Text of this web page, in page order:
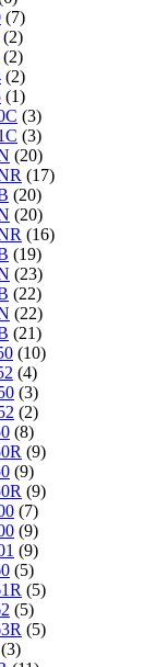
(7)
(2)
(2)
(2)
(1)
(3)
(3)
(20)
(17)
(20)
(20)
(16)
(19)
(23)
(22)
(22)
(21)
(10)
(4)
(3)
(2)
(8)
(9)
(9)
(9)
(7)
(9)
(9)
(5)
(5)
(5)
(5)
(3)